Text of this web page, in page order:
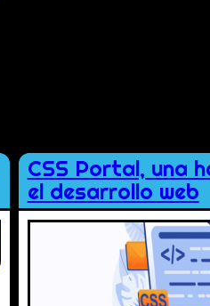
CSS Portal, una
el desarrollo web